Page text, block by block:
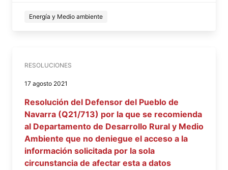
Energía y Medio ambiente
RESOLUCIONES
17 agosto 2021
Resolución del Defensor del Pueblo de
Navarra (Q21/713) por la que se recomienda
al Departamento de Desarrollo Rural y Medio
Ambiente que no deniegue el acceso a la
información solicitada por la sola
circunstancia de afectar esta a datos